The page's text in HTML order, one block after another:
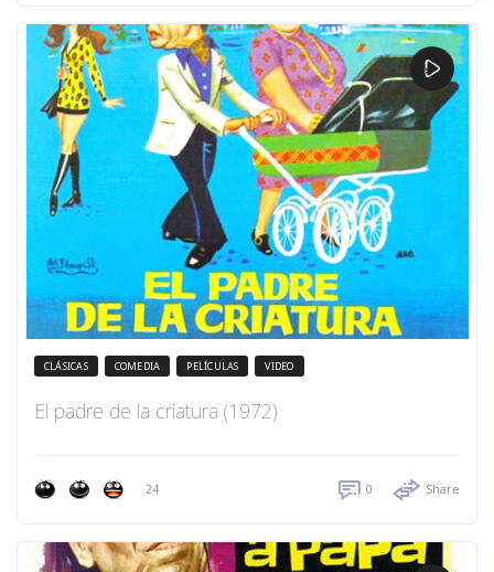
CLÁSICAS COMEDIA PELÍCULAS VIDEO
El padre de la criatura (1972)
24 0 Share